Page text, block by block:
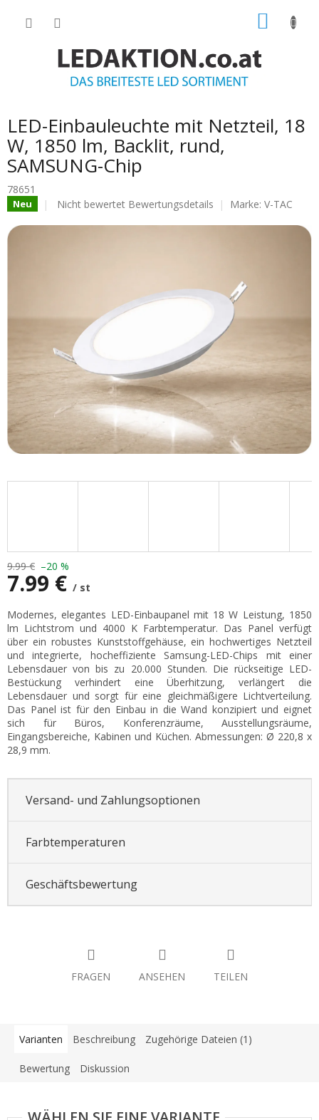
LED-Einbauleuchte mit Netzteil, 18
W, 1850 lm, Backlit, rund,
SAMSUNG-Chip
78651
Neu
Die
Nicht bewertet Bewertungsdetails Marke: V-TAC
9.99 € –20 %
7.99 € / st
Verkaufspreis:
Modernes, elegantes LED-Einbaupanel mit 18 W Leistung, 1850
lm Lichtstrom und 4000 K Farbtemperatur. Das Panel verfügt
über ein robustes Kunststoffgehäuse, ein hochwertiges Netzteil
und integrierte, hocheffiziente Samsung-LED-Chips mit einer
Lebensdauer von bis zu 20.000 Stunden. Die rückseitige LED-
Bestückung verhindert eine Überhitzung, verlängert die
Lebensdauer und sorgt für eine gleichmäßigere Lichtverteilung.
Das Panel ist für den Einbau in die Wand konzipiert und eignet
sich für Büros, Konferenzräume, Ausstellungsräume,
Eingangsbereiche, Kabinen und Küchen. Abmessungen: Ø 220,8 x
28,9 mm.
Versand- und Zahlungsoptionen
Farbtemperaturen
Geschäftsbewertung
FRAGEN ANSEHEN TEILEN
Varianten Beschreibung Zugehörige Dateien (1)
Bewertung Diskussion